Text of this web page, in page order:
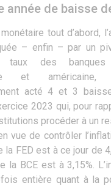
année de baisse
tout d’abord,
– enfin ­– par un
des banques
et
acté 4 et 3
2023 qui, pour
procéder à un
vue de contrôler
la FED est à ce jour de
la BCE est à 3,15%.
entière quant à la